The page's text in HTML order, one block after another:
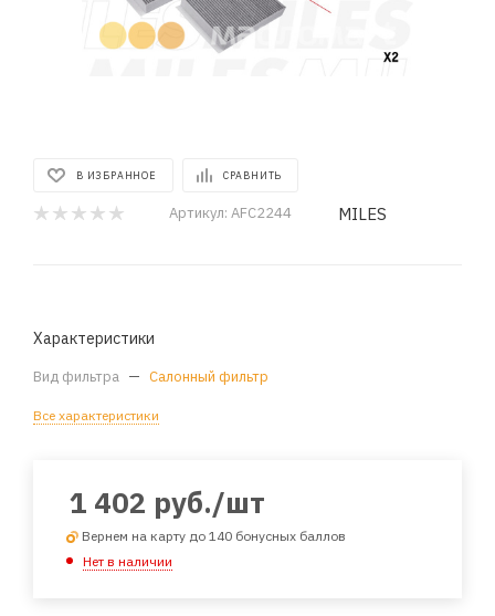
В ИЗБРАННОЕ СРАВНИТЬ
Артикул: AFC2244 MILES
Характеристики
Вид фильтра — Салонный фильтр
Все характеристики
1 402 руб./шт
Вернем на карту до 140 бонусных баллов
Нет в наличии